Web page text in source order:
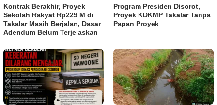
Kontrak Berakhir, Proyek
Sekolah Rakyat Rp229 M di
Takalar Masih Berjalan, Dasar
Adendum Belum Terjelaskan
Program Presiden Disorot,
Proyek KDKMP Takalar Tanpa
Papan Proyek